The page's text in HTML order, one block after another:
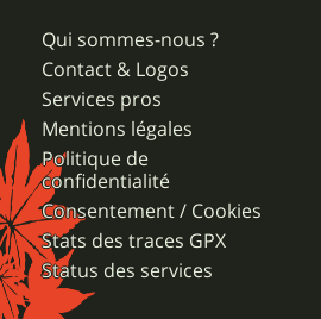
Qui sommes-nous ?
Contact & Logos
Services pros
Mentions légales
Politique de
confidentialité
Consentement / Cookies
Stats des traces GPX
Status des services